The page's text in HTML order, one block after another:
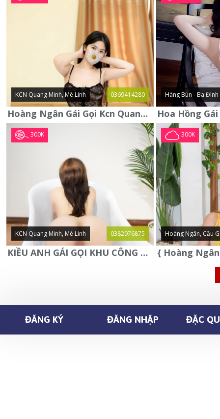
KCN Quang Minh, Mê Linh 0369414280
Hoàng Ngân Gái Gọi Kcn Quang Minh - Mê Linh . Hàng Vip Lần Đầu
Hàng Bún - Ba Đình
300K
KCN Quang Minh, Mê Linh 0382976875
KIỀU ANH GÁI GỌI KHU CÔNG NGHIỆP QUANG MINH - MÊ LINH
300K
Hoàng Ngân, Cầu
ĐĂNG KÝ ĐĂNG NHẬP ĐẶC